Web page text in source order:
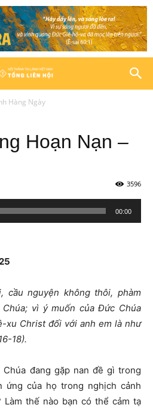
Hàng Ngày
Hoạn Nạn –
3596
00:00
cầu nguyện không thôi,phàm
vì ý muốn của Đức Chúa
xu Christ đối với anh em là như
18).
Chúa đang gặp nan đề gì trong
ứng của họ trong nghịch cảnh
thế nào bạn có thể cảm tạ